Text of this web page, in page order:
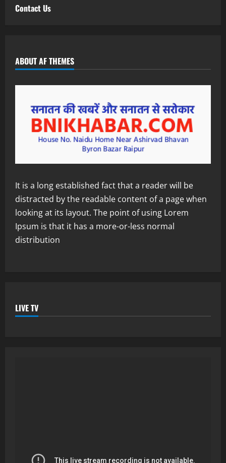
Contact Us
ABOUT AF THEMES
It is a long established fact that a reader will be
distracted by the readable content of a page when
looking at its layout. The point of using Lorem
Ipsum is that it has a more-or-less normal
distribution
LIVE TV